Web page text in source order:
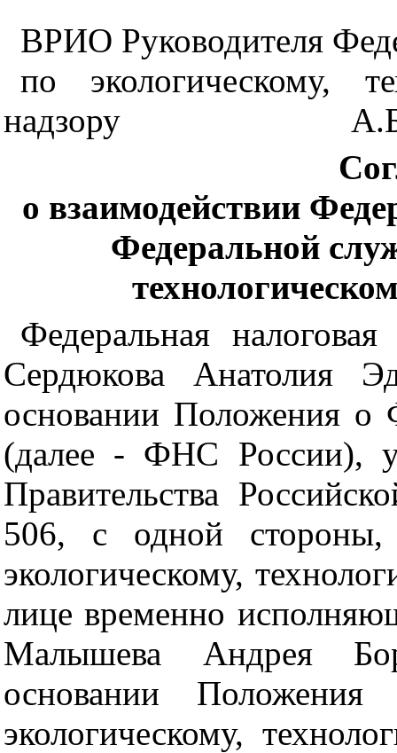
ВРИО Руководителя
по экологическому,
надзору
о взаимодействии
Федеральной
Федеральная
Сердюкова Анатолия
основании Положения о
(далее - ФНС России),
Правительства
506, с одной
экологическому,
лице временно
Малышева Андрея
основании
экологическому,